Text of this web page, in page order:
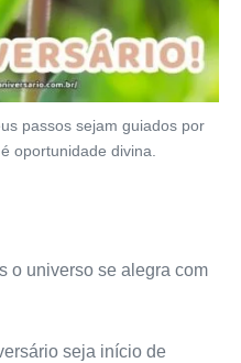
passos sejam guiados por
oportunidade divina.
o universo se alegra com
seja início de